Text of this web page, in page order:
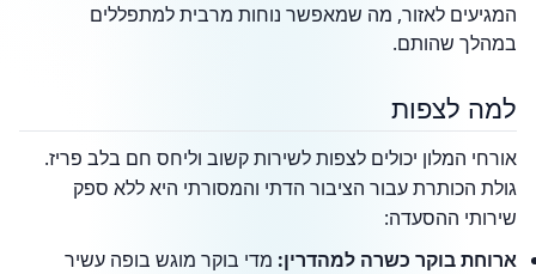
המגיעים לאזור, מה שמאפשר נוחות מרבית למתפללים
במהלך שהותם.
למה לצפות
אורחי המלון יכולים לצפות לשירות קשוב וליחס חם בלב פריז.
גולת הכותרת עבור הציבור הדתי והמסורתי היא ללא ספק
שירותי ההסעדה:
ארוחת בוקר כשרה למהדרין: מדי בוקר מוגש בופה עשיר